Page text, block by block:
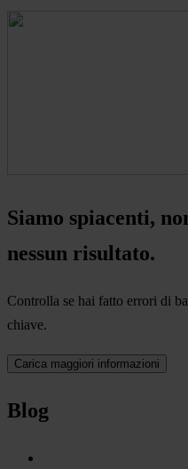
Siamo spiacenti,
nessun risultato.
Controlla se hai fatto errori di
chiave.
Carica maggiori informazioni
Blog